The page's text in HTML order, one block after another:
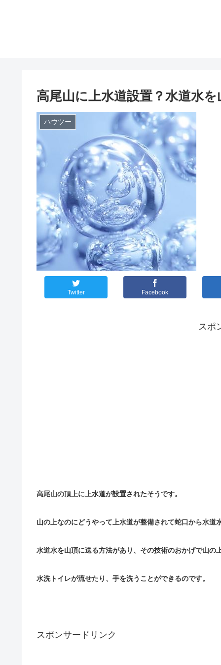
高尾山に上水道設置？水道水
ハウツー
Twitter Facebook
スポ
高尾山の頂上に上水道が設置されたそうです。
山の上なのにどうやって上水道が整備されて蛇口から水道
水道水を山頂に送る方法があり、その技術のおかげで山の
水洗トイレが流せたり、手を洗うことができるのです。
スポンサードリンク